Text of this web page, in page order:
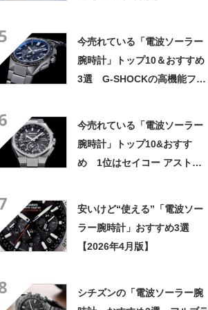
今売れている「電波ソーラー
腕時計」トップ10＆おすすめ
3選 G-SHOCKの高機能フル
今売れている「電波ソーラー
腕時計」トップ10&おすす
め 1位はセイコー アストロ
安いけど“使える”「電波ソー
ラー腕時計」おすすめ3選
【2026年4月版】
シチズンの「電波ソーラー腕